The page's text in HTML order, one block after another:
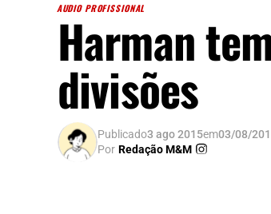
AUDIO PROFISSIONAL
Harman
divisões
Publicado3 ago 2015em03/08/
Por Redação M&M